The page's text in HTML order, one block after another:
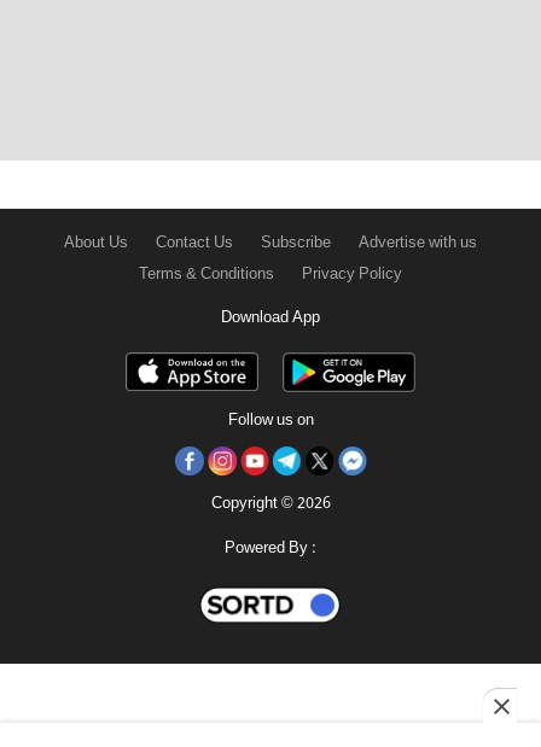
About Us Contact Us Subscribe
Advertise with us
Terms & Conditions
Privacy Policy
Download App
Follow us on
Copyright © 2026
Powered By :